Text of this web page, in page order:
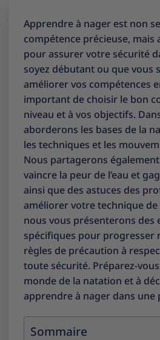
Apprendre à nager est non
compétence précieuse, mais
pour assurer votre sécurité
soyez débutant ou que vous
améliorer vos compétences
important de choisir le bon
niveau et à vos objectifs.
aborderons les bases de la
les techniques et les
Nous partagerons
vaincre la peur de l’eau et
ainsi que des astuces des
améliorer votre technique de
nous vous présenterons des
spécifiques pour progresser
règles de précaution à
toute sécurité. Préparez-
monde de la natation et à
apprendre à nager dans une
Sommaire